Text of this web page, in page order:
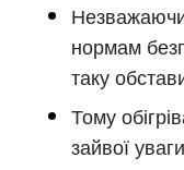
Незважаючи
нормам
таку
Тому
зайвої